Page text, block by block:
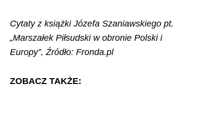
Cytaty z książki Józefa Szaniawskiego pt.
„Marszałek Piłsudski w obronie Polski i
Europy”,Źródło: Fronda.pl
ZOBACZ TAKŻE: